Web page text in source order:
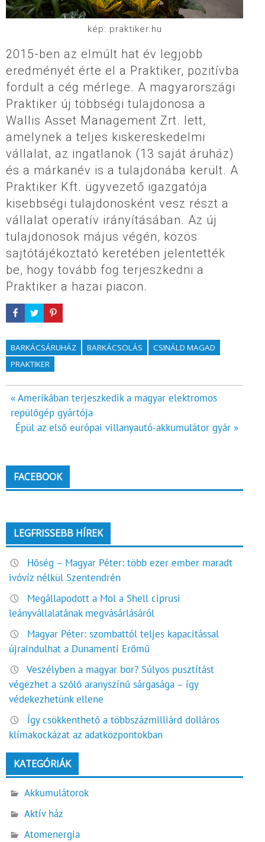
kép: praktiker.hu
2015-ben az elmúlt hat év legjobb
eredményét érte el a Praktiker, pozitívba
fordult a cég mérlege. A magyarországi
Praktiker új többségi tulajdonosa a
Wallis Asset Management Zrt. lett,
amelynek a teljes kiskereskedelmi
vállalat, az ingatlanok (13 saját áruház)
és a márkanév is a tulajdonába került. A
Praktiker Kft. ügyvezető igazgatója
kisebbségi tulajdonosként vesz részt a
vállalat operatív irányításában. Az új
tulajdonosok május végén, közös
sajtótájékoztató keretében jelentették
be, hogy tovább fog terjeszkedni a
Praktiker a hazai piacon.
BARKÁCSÁRUHÁZ BARKÁCSOLÁS
CSINÁLD MAGAD
PRAKTIKER
Bejegyzés
navigáció
« Amerikában terjeszkedik a magyar elektromos
repülőgép gyártója
Épül az első európai villanyautó-akkumulátor gyár »
FACEBOOK
LEGFRISSEBB HÍREK
Hőség – Magyar Péter: több ezer ember maradt
ivóvíz nélkül Szentendrén
Megállapodott a Mol a Shell ciprusi
leányvállalatának megvásárlásáról
Magyar Péter: szombattól teljes kapacitással
újraindulhat a Dunamenti Erőmű
Veszélyben a magyar bor? Súlyos pusztítást
végezhet a szőlő aranyszínű sárgasága – így
védekezhetünk ellene
Így csökkenthető a többszázmilliárd dolláros
klímakockázat az adatközpontokban
KATEGÓRIÁK
Akkumulátorok
Aktív ház
Atomenergia